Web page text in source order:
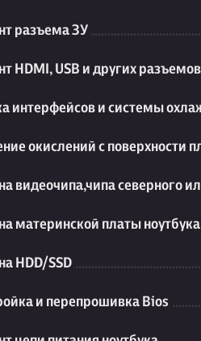
разъема ЗУ
HDMI, USB и других разъемов
интерфейсов и системы
окислений с поверхности
видеочипа,чипа северного
материнской платы ноутбука
HDD/SSD
и перепрошивка Bios